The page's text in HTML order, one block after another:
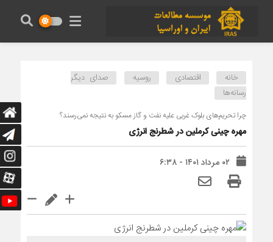
خانه اقتصادی روسیه
صدای دیگر
رسانه‌ها
چرا تحریم‌های بلوک غربی علیه نفت و گاز مسکو به نتیجه نمی‌رسند؟
مهره چینی کرملین در شطرنج انرژی
۰۲ مرداد ۱۴۰۱ - ۶:۳۸